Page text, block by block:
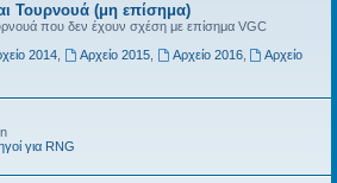
Τουρνουά (μη επίσημα)
που δεν έχουν σχέση με επίσημα VGC
2014, Αρχείο 2015, Αρχείο 2016,
Αρχείο
για RNG